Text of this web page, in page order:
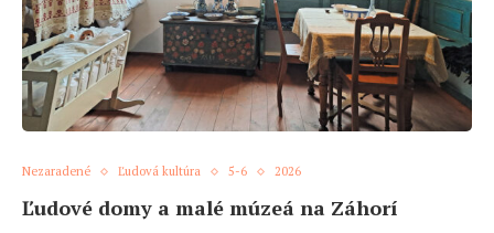
Nezaradené Ľudová kultúra 5-6 2026
Ľudové domy a malé múzeá na Záhorí